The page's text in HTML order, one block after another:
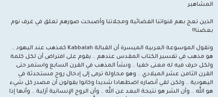
المشاهير
الذين تعج بهم قنواتنا الفضائية ومجلاتنا وأصبحت صورهم تعلق في غرف نوم
بعضنا!!
وتقول الموسوعة العربية الميسرة أن القبالة Kabbalah كمذهب عند اليهود ..
هو مذهب في تفسير الكتاب المقدس عندهم .. يقوم على افتراض أن لكل كلمة
ولكل حرف فيه له معنى خفيا .. ونشأ المذهب في القرن السابع واستمر حتى
القرن الثامن عشر الميلادي .. وهو محاولة ترمى إلى إدخال روح مستحدثة في
اليهودية .. ولكن لقي أنصاره اضطهادا شديدا وكانوا يقولون أن مصدر كل شيء
هو الله .. وأن الشر هو نتيجة البعد عن الله .. وأن الروح الإنسانية أزلية .. وأنها إذا